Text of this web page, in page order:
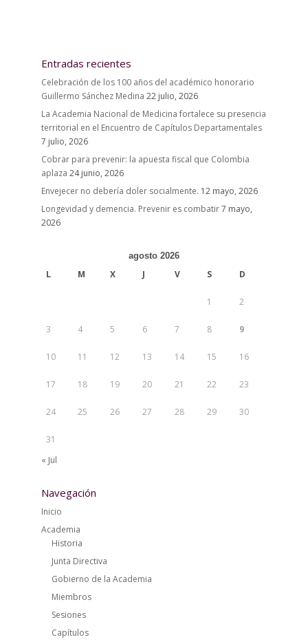
Entradas recientes
Celebración de los 100 años del académico honorario
Guillermo Sánchez Medina 22 julio, 2026
La Academia Nacional de Medicina fortalece su presencia
territorial en el Encuentro de Capítulos Departamentales
7 julio, 2026
Cobrar para prevenir: la apuesta fiscal que Colombia
aplaza 24 junio, 2026
Envejecer no debería doler socialmente. 12 mayo, 2026
Longevidad y demencia. Prevenir es combatir7 mayo,
2026
agosto 2026
L M X J V S D
1 2
3 4 5 6 7 8 9
10 11 12 13 14 15 16
17 18 19 20 21 22 23
24 25 26 27 28 29 30
31
« Jul
Navegación
Inicio
Academia
Historia
Junta Directiva
Gobierno de la Academia
Miembros
Sesiones
Capítulos